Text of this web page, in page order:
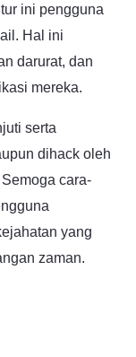
ini pengguna
Hal ini
darurat, dan
mereka.
serta
dihack oleh
cara-
yang
zaman.